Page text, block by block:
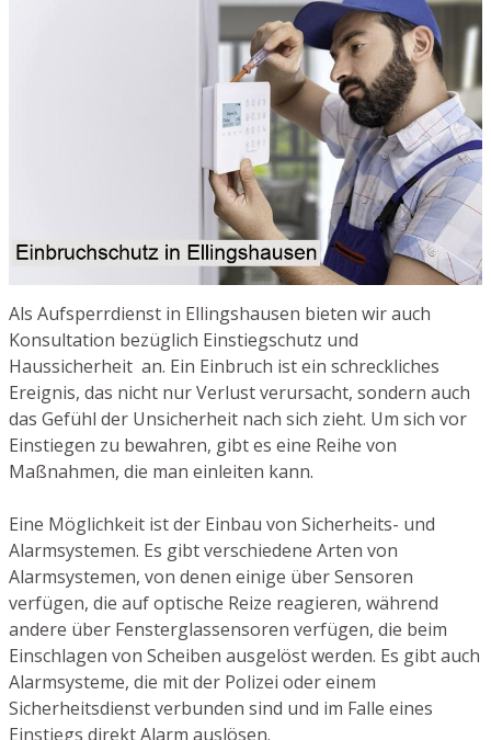
Als Aufsperrdienst in Ellingshausen bieten wir auch
Konsultation bezüglich Einstiegschutz und
Haussicherheit an. Ein Einbruch ist ein schreckliches
Ereignis, das nicht nur Verlust verursacht, sondern auch
das Gefühl der Unsicherheit nach sich zieht. Um sich vor
Einstiegen zu bewahren, gibt es eine Reihe von
Maßnahmen, die man einleiten kann.
Eine Möglichkeit ist der Einbau von Sicherheits- und
Alarmsystemen. Es gibt verschiedene Arten von
Alarmsystemen, von denen einige über Sensoren
verfügen, die auf optische Reize reagieren, während
andere über Fensterglassensoren verfügen, die beim
Einschlagen von Scheiben ausgelöst werden. Es gibt auch
Alarmsysteme, die mit der Polizei oder einem
Sicherheitsdienst verbunden sind und im Falle eines
Einstiegs direkt Alarm auslösen.